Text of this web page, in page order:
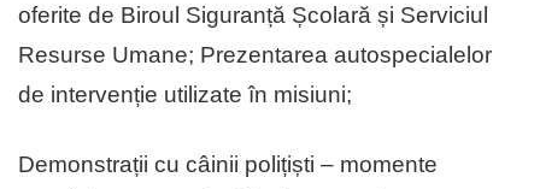
oferite de Biroul Siguranță Școlară și Serviciul
Resurse Umane; Prezentarea autospecialelor
de intervenție utilizate în misiuni;
Demonstrații cu câinii polițiști – momente